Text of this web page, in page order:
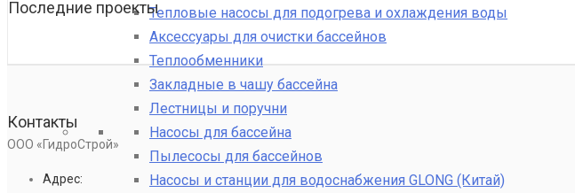
Тепловые насосы для подогрева и охлаждения воды
Аксессуары для очистки бассейнов
Теплообменники
Закладные в чашу бассейна
Лестницы и поручни
Насосы для бассейна
Пылесосы для бассейнов
Насосы и станции для водоснабжения GLONG (Китай)
Последние проекты
Контакты
ООО «ГидроСтрой»
Адрес: